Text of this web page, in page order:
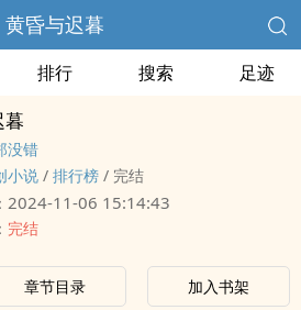
黄昏与迟暮
排行 搜索 足迹
暮
没错
小说 / 排行榜 / 完结
2024-11-06 15:14:43
完结
章节目录 加入书架